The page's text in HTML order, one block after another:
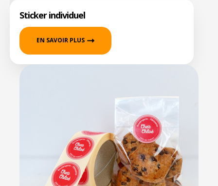
Sticker individuel
EN SAVOIR PLUS